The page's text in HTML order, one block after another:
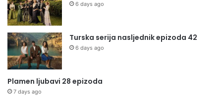
6 days ago
Turska serija nasljednik epizoda 42
6 days ago
Plamen ljubavi 28 epizoda
7 days ago